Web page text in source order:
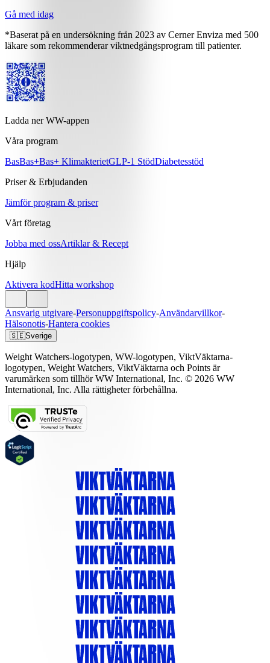
Gå med idag
*Baserat på en undersökning från 2023 av Cerner Enviza med 500
läkare som rekommenderar viktnedgångsprogram till patienter.
Ladda ner WW-appen
Våra program
BasBas+Bas+ KlimakterietGLP-1 StödDiabetesstöd
Priser & Erbjudanden
Jämför program & priser
Vårt företag
Jobba med ossArtiklar & Recept
Hjälp
Aktivera kodHitta workshop
Ansvarig utgivare-Personuppgiftspolicy-Användarvillkor-
Hälsonotis-Hantera cookies
🇸🇪Sverige
Weight Watchers-logotypen, WW-logotypen, ViktVäktarna-
logotypen, Weight Watchers, ViktVäktarna och Points är
varumärken som tillhör WW International, Inc. © 2026 WW
International, Inc. Alla rättigheter förbehållna.